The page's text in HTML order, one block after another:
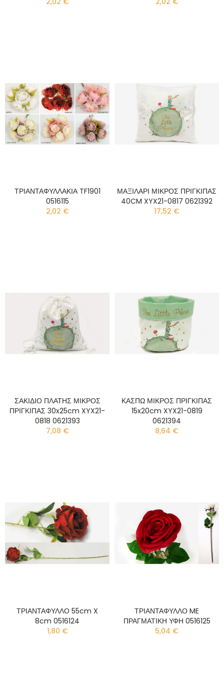
ΤΡΙΑΝΤΑΦΥΛΛΑΚΙΑ TF1901
0516115
2,02 €
ΜΑΞΙΛΑΡΙ ΜΙΚΡΟΣ ΠΡΙΓΚΙΠΑΣ
40CM XYX21-0817 0621392
17,52 €
ΣΑΚΙΔΙΟ ΠΛΑΤΗΣ ΜΙΚΡΟΣ
ΠΡΙΓΚΙΠΑΣ 30x25cm XYX21-
0818 0621393
7,08 €
ΚΑΣΠΩ ΜΙΚΡΟΣ ΠΡΙΓΚΙΠΑΣ
15x20cm XYX21-0819
0621394
8,64 €
ΤΡΙΑΝΤΑΦΥΛΛΟ 55cm X
8cm 0516124
1,80 €
ΤΡΙΑΝΤΑΦΥΛΛΟ ME
ΠΡΑΓΜΑΤΙΚΗ ΥΦΗ 0516125
5,04 €